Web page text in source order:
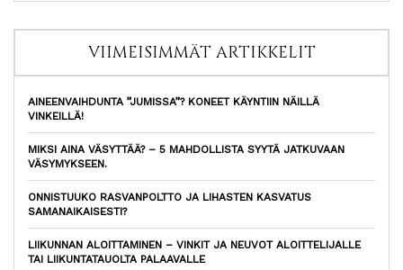
VIIMEISIMMÄT ARTIKKELIT
AINEENVAIHDUNTA ”JUMISSA”? KONEET KÄYNTIIN NÄILLÄ
VINKEILLÄ!
MIKSI AINA VÄSYTTÄÄ? – 5 MAHDOLLISTA SYYTÄ JATKUVAAN
VÄSYMYKSEEN.
ONNISTUUKO RASVANPOLTTO JA LIHASTEN KASVATUS
SAMANAIKAISESTI?
LIIKUNNAN ALOITTAMINEN – VINKIT JA NEUVOT ALOITTELIJALLE
TAI LIIKUNTATAUOLTA PALAAVALLE